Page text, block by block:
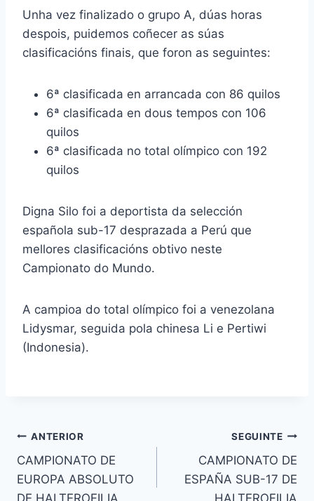
Unha vez finalizado o grupo A, dúas horas
despois, puidemos coñecer as súas
clasificacións finais, que foron as seguintes:
6ª clasificada en arrancada con 86 quilos
6ª clasificada en dous tempos con 106
quilos
6ª clasificada no total olímpico con 192
quilos
Digna Silo foi a deportista da selección
española sub-17 desprazada a Perú que
mellores clasificacións obtivo neste
Campionato do Mundo.
A campioa do total olímpico foi a venezolana
Lidysmar, seguida pola chinesa Li e Pertiwi
(Indonesia).
Navegación
de
ANTERIOR
CAMPIONATO DE
EUROPA ABSOLUTO
SEGUINTE
CAMPIONATO DE
ESPAÑA SUB-17 DE